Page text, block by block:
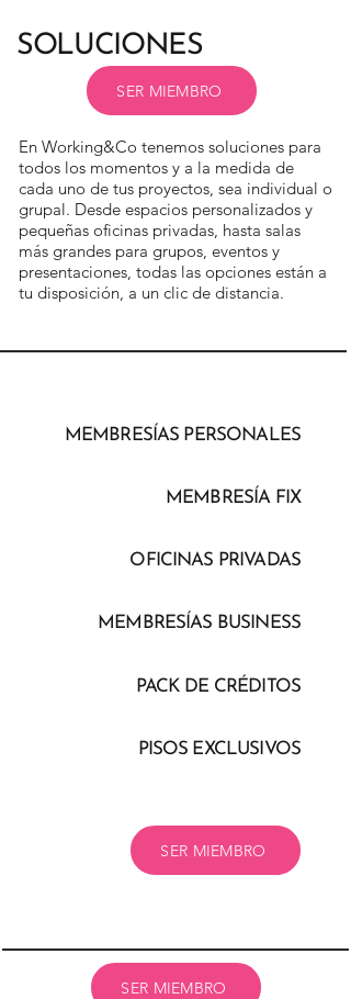
SOLUCIONES
En Working&Co tenemos soluciones para
todos los momentos y a la medida de
cada uno de tus proyectos, sea individual o
grupal. Desde espacios personalizados y
pequeñas oficinas privadas, hasta salas
más grandes para grupos, eventos y
presentaciones, todas las opciones están a
tu disposición, a un clic de distancia.
SER MIEMBRO
MEMBRESÍAS PERSONALES
MEMBRESÍA FIX
OFICINAS PRIVADAS
MEMBRESÍAS BUSINESS
PACK DE CRÉDITOS
PISOS EXCLUSIVOS
SER MIEMBRO
SER MIEMBRO